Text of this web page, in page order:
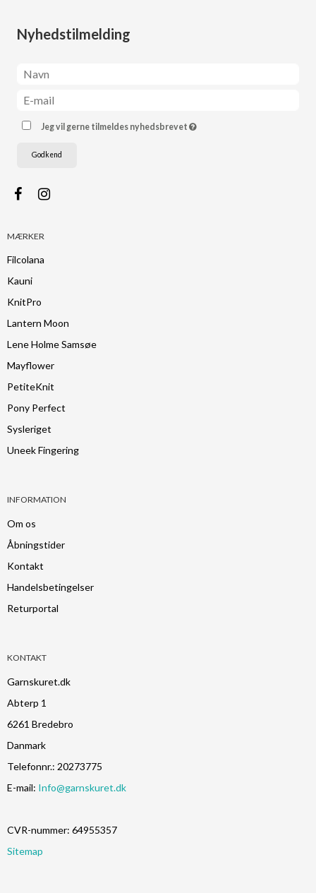
Nyhedstilmelding
Jeg vil gerne tilmeldes nyhedsbrevet
Godkend
MÆRKER
Filcolana
Kauni
KnitPro
Lantern Moon
Lene Holme Samsøe
Mayflower
PetiteKnit
Pony Perfect
Sysleriget
Uneek Fingering
INFORMATION
Om os
Åbningstider
Kontakt
Handelsbetingelser
Returportal
KONTAKT
Garnskuret.dk
Abterp 1
6261 Bredebro
Danmark
Telefonnr.: 20273775
E-mail: Info@garnskuret.dk
CVR-nummer: 64955357
Sitemap